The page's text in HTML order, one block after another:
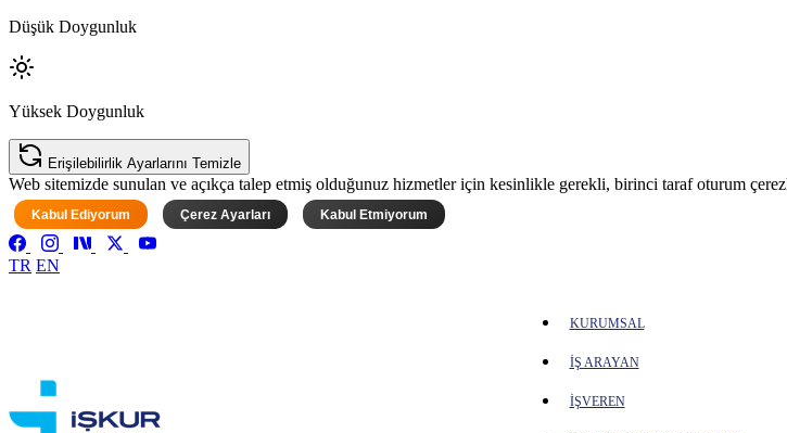
Düşük Doygunluk
Yüksek Doygunluk
Erişilebilirlik Ayarlarını Temizle
Web sitemizde sunulan ve açıkça talep etmiş olduğunuz hizmetler için kesinlikle gerekli, birinci taraf oturum
Kabul Ediyorum Çerez Ayarları Kabul Etmiyorum
TR EN
KURUMSAL
İŞ ARAYAN
İŞVEREN